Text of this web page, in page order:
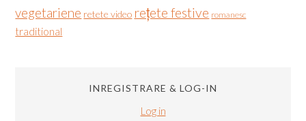
vegetariene retete video rețete festive romanesc
traditional
INREGISTRARE & LOG-IN
Log in